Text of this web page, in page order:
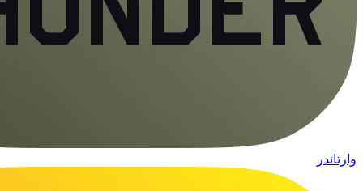
وارتاندر